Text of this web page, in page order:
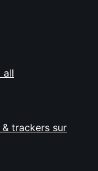
all
trackers sur